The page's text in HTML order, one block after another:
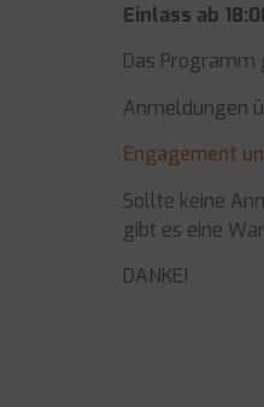
Einlass ab
Das Programm
Anmeldungen
Engagement
Sollte keine
gibt es eine
DANKE!